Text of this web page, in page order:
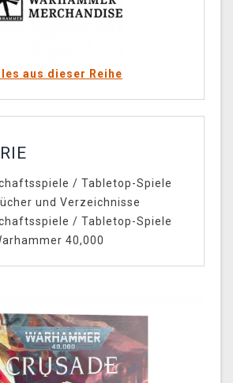
aus dieser Reihe
/ Tabletop-Spiele
und Verzeichnisse
/ Tabletop-Spiele
40,000